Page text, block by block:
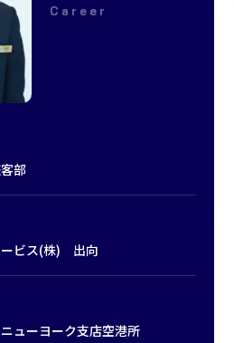
Career
部
ビス(株) 出向
ーヨーク支店空港所